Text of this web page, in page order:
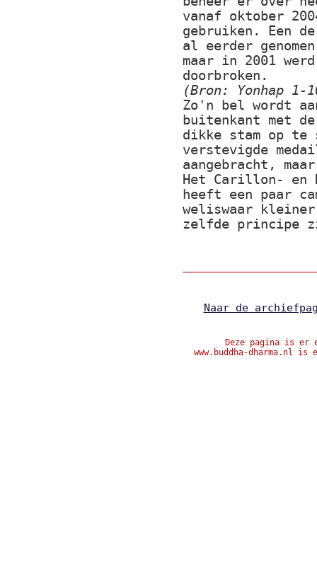
vanaf oktober
gebruiken. Een
al eerder
maar in 2001
doorbroken.
(Bron: Yonhap 1-
Zo'n bel wordt
buitenkant met
dikke stam op
verstevigde
aangebracht,
Het Carillon- en
heeft een paar
weliswaar
zelfde principe
Naar de
Deze pagina is er
www.buddha-dharma.nl